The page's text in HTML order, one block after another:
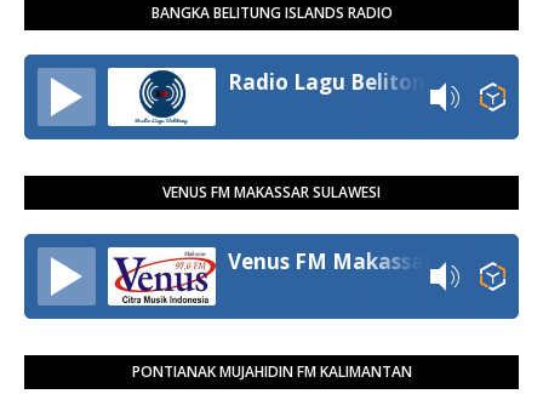
BANGKA BELITUNG ISLANDS RADIO
Radio Lagu Belitong
VENUS FM MAKASSAR SULAWESI
Venus FM Makassar
PONTIANAK MUJAHIDIN FM KALIMANTAN